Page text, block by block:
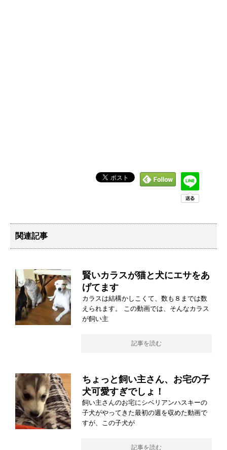
関連記事
賢いカラスが猫と犬にエサをあ
げてます
カラスは結構かしこくて、数も８までは数
えられます。 この動画では、そんなカラス
が飼い主
記事を読む
ちょっと飼い主さん、お宅の子
犬可愛すぎでしょ！
飼い主さんのお宅にシベリアンハスキーの
子犬がやってきた最初の週を収めた動画で
すが、この子犬が
記事を読む